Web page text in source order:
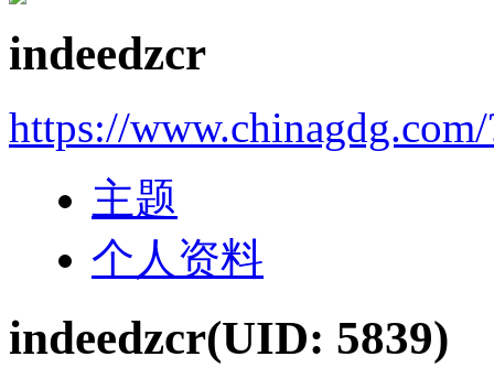
indeedzcr
https://
主题
个人资料
indeedzcr(UID: 5839)